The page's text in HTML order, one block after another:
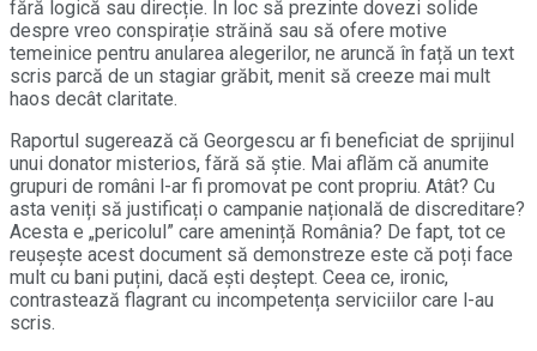
fără logică sau direcție. În loc să prezinte dovezi solide
despre vreo conspirație străină sau să ofere motive
temeinice pentru anularea alegerilor, ne aruncă în față un text
scris parcă de un stagiar grăbit, menit să creeze mai mult
haos decât claritate.
Raportul sugerează că Georgescu ar fi beneficiat de sprijinul
unui donator misterios, fără să știe. Mai aflăm că anumite
grupuri de români l-ar fi promovat pe cont propriu. Atât? Cu
asta veniți să justificați o campanie națională de discreditare?
Acesta e „pericolul” care amenință România? De fapt, tot ce
reușește acest document să demonstreze este că poți face
mult cu bani puțini, dacă ești deștept. Ceea ce, ironic,
contrastează flagrant cu incompetența serviciilor care l-au
scris.